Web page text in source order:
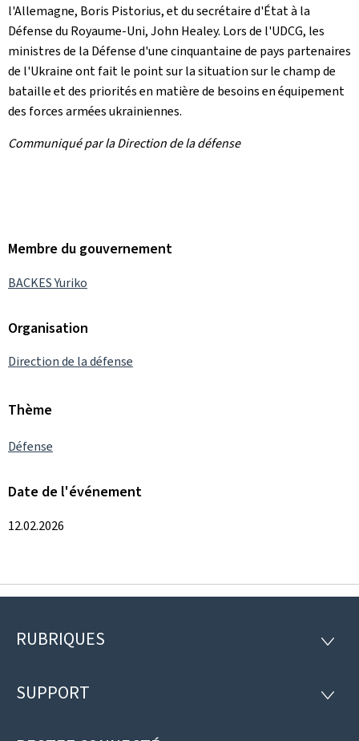
l'Allemagne, Boris Pistorius, et du secrétaire d'État à la
Défense du Royaume-Uni, John Healey. Lors de l'UDCG, les
ministres de la Défense d'une cinquantaine de pays partenaires
de l'Ukraine ont fait le point sur la situation sur le champ de
bataille et des priorités en matière de besoins en équipement
des forces armées ukrainiennes.
Communiqué par la Direction de la défense
Membre du gouvernement
BACKES Yuriko
Organisation
Direction de la défense
Thème
Défense
Date de l'événement
12.02.2026
Pied
page
RUBRIQUES
SUPPORT